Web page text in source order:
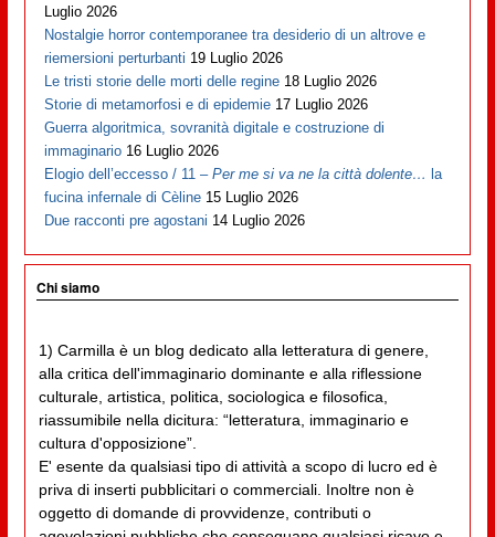
Luglio 2026
Nostalgie horror contemporanee tra desiderio di un altrove e
riemersioni perturbanti 19 Luglio 2026
Le tristi storie delle morti delle regine 18 Luglio 2026
Storie di metamorfosi e di epidemie 17 Luglio 2026
Guerra algoritmica, sovranità digitale e costruzione di
immaginario 16 Luglio 2026
Elogio dell’eccesso / 11 –Per me si va ne la città dolente… la
fucina infernale di Cèline 15 Luglio 2026
Due racconti pre agostani 14 Luglio 2026
Chi siamo
1) Carmilla è un blog dedicato alla letteratura di genere,
alla critica dell'immaginario dominante e alla riflessione
culturale, artistica, politica, sociologica e filosofica,
riassumibile nella dicitura: “letteratura, immaginario e
cultura d'opposizione”.
E' esente da qualsiasi tipo di attività a scopo di lucro ed è
priva di inserti pubblicitari o commerciali. Inoltre non è
oggetto di domande di provvidenze, contributi o